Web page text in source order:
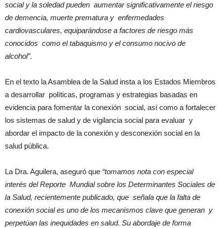
social y la soledad pueden aumentar significativamente el riesgo
de demencia, muerte prematura y enfermedades
cardiovasculares, equiparándose a factores de riesgo más
conocidos como el tabaquismo y el consumo nocivo de
alcohol”.
En el texto la Asamblea de la Salud insta a los Estados Miembros
a desarrollar políticas, programas y estrategias basadas en
evidencia para fomentar la conexión social, así como a fortalecer
los sistemas de salud y de vigilancia social para evaluar y
abordar el impacto de la conexión y desconexión social en la
salud pública.
La Dra. Aguilera, aseguró que “tomamos nota con especial
interés del Reporte Mundial sobre los Determinantes Sociales de
la Salud, recientemente publicado, que señala que la falta de
conexión social es uno de los mecanismos clave que generan y
perpetúan las inequidades en salud. Su abordaje de forma